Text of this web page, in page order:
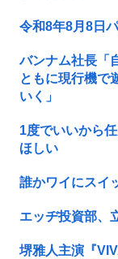
令和8年8月8日
バンナム社長「
ともに現行機で
いく」
1度でいいから
ほしい
誰かワイにスイ
エッヂ投資部、
堺雅人主演『